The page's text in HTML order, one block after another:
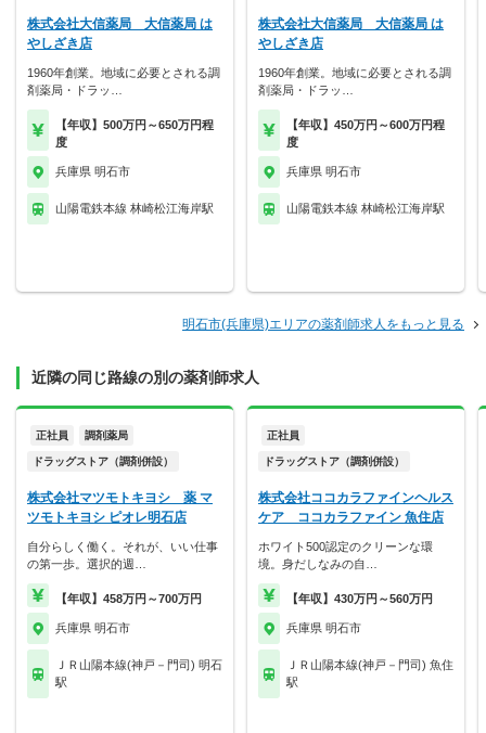
株式会社大信薬局 大信薬局 は
やしざき店
1960年創業。地域に必要とされる調
剤薬局・ドラッ…
【年収】500万円～650万円程
度
兵庫県 明石市
山陽電鉄本線 林崎松江海岸駅
株式会社大信薬局 大信薬局 は
やしざき店
1960年創業。地域に必要とされる調
剤薬局・ドラッ…
【年収】450万円～600万円程
度
兵庫県 明石市
山陽電鉄本線 林崎松江海岸駅
明石市(兵庫県)エリアの薬剤師求人をもっと見る
近隣の同じ路線の別の薬剤師求人
正社員 調剤薬局
ドラッグストア（調剤併設）
株式会社マツモトキヨシ 薬 マ
ツモトキヨシ ピオレ明石店
自分らしく働く。それが、いい仕事
の第一歩。選択的週…
【年収】458万円～700万円
兵庫県 明石市
ＪＲ山陽本線(神戸－門司) 明石
駅
正社員
ドラッグストア（調剤併設）
株式会社ココカラファインヘルス
ケア ココカラファイン 魚住店
ホワイト500認定のクリーンな環
境。身だしなみの自…
【年収】430万円～560万円
兵庫県 明石市
ＪＲ山陽本線(神戸－門司) 魚住
駅